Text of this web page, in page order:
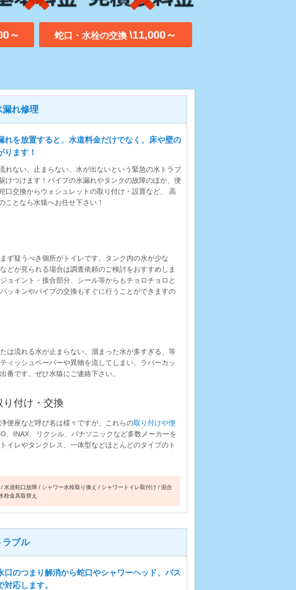
～ 蛇口・水栓の交換 \11,000～
れ修理
れを放置すると、水道料金だけでなく、床や壁の
ります！
れない、止まらない、水が出ないという緊急の水トラブ
けつけます！パイプの水漏れやタンクの故障のほか、便
口交換からウォシュレットの取り付け・設置など、 高
ことなら水猿へお任せ下さい！
ず疑うべき個所がトイレです。タンク内の水が少な
などが見られる場合は調査依頼のご検討をおすすめしま
ョイント・接合部分、シール等からもチョロチョロと
ッキンやパイプの交換もすぐに行うことができますの
は流れる水が止まらない、溜まった水が多すぎる、等
ィッシュペーパーや異物を流してしまい、ラバーカッ
番です。ぜひ水猿にご連絡下さい。
り付け・交換
便座など呼び名は様々ですが、これらの取り付けや便
、INAX、リクシル、パナソニックなど多数メーカーを
イレやタンクレス、一体型などほとんどのタイプのト
水道蛇口故障 シャワー水栓取り換え シャワートイレ取付け
混合
栓金具取替え
ラブル
口のつまり解消から蛇口やシャワーヘッド、バス
対応します。